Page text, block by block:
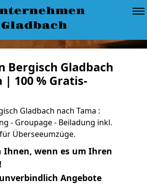
Bergisch Gladbach
| 100 % Gratis-
Gladbach nach Tama :
- Groupage - Beiladung inkl.
Überseeumzüge.
Ihnen, wenn es um Ihren
Angebote